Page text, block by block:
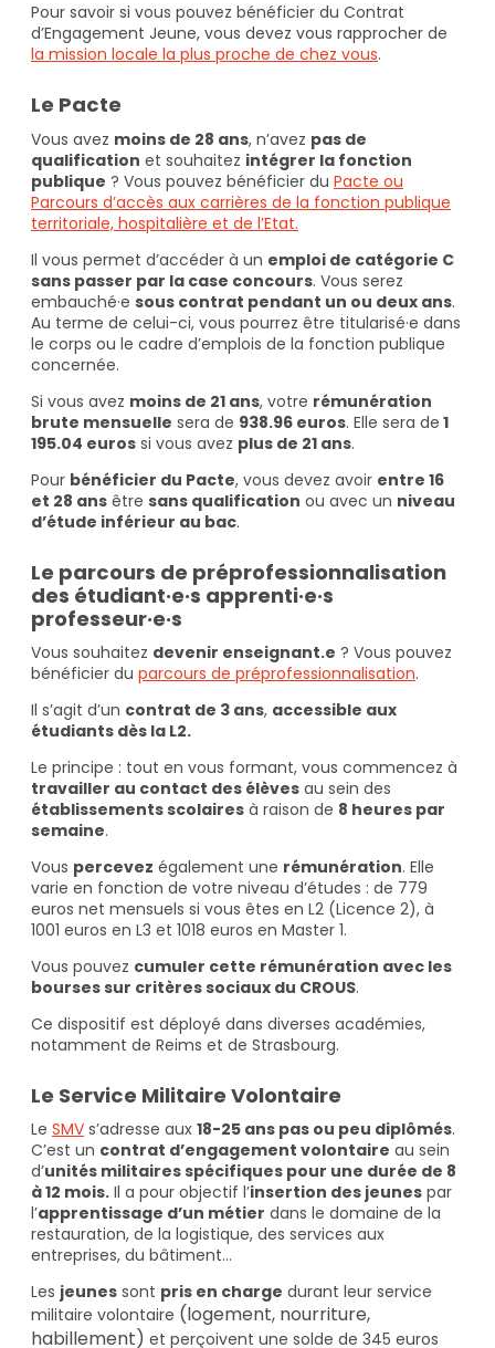
Pour savoir si vous pouvez bénéficier du Contrat
d’Engagement Jeune, vous devez vous rapprocher de
la mission locale la plus proche de chez vous.
Le Pacte
Vous avez moins de 28 ans, n’avez pas de
qualification et souhaitez intégrer la fonction
publique ? Vous pouvez bénéficier du Pacte ou
Parcours d’accès aux carrières de la fonction publique
territoriale, hospitalière et de l’Etat.
Il vous permet d’accéder à un emploi de catégorie C
sans passer par la case concours. Vous serez
embauché·e sous contrat pendant un ou deux ans.
Au terme de celui-ci, vous pourrez être titularisé·e dans
le corps ou le cadre d’emplois de la fonction publique
concernée.
Si vous avez moins de 21 ans, votre rémunération
brute mensuelle sera de 938.96 euros. Elle sera de 1
195.04 euros si vous avez plus de 21 ans.
Pour bénéficier du Pacte, vous devez avoir entre 16
et 28 ans être sans qualification ou avec un niveau
d’étude inférieur au bac.
Le parcours de préprofessionnalisation
des étudiant·e·s apprenti·e·s
professeur·e·s
Vous souhaitez devenir enseignant.e ? Vous pouvez
bénéficier du parcours de préprofessionnalisation.
Il s’agit d’un contrat de 3 ans, accessible aux
étudiants dès la L2.
Le principe : tout en vous formant, vous commencez à
travailler au contact des élèves au sein des
établissements scolaires à raison de 8 heures par
semaine.
Vous percevez également une rémunération. Elle
varie en fonction de votre niveau d’études : de 779
euros net mensuels si vous êtes en L2 (Licence 2), à
1001 euros en L3 et 1018 euros en Master 1.
Vous pouvez cumuler cette rémunération avec les
bourses sur critères sociaux du CROUS.
Ce dispositif est déployé dans diverses académies,
notamment de Reims et de Strasbourg.
Le Service Militaire Volontaire
Le SMV s’adresse aux 18-25 ans pas ou peu diplômés.
C’est un contrat d’engagement volontaire au sein
d’unités militaires spécifiques pour une durée de 8
à 12 mois. Il a pour objectif l’insertion des jeunes par
l’apprentissage d’un métier dans le domaine de la
restauration, de la logistique, des services aux
entreprises, du bâtiment…
Les jeunes sont pris en charge durant leur service
militaire volontaire (logement, nourriture,
habillement) et perçoivent une solde de 345 euros